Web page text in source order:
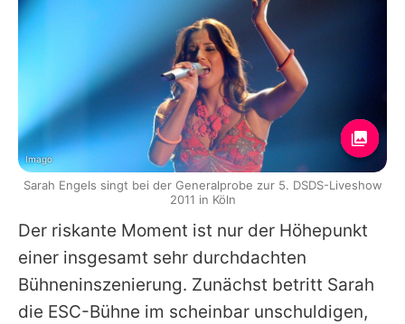
Der riskante Moment ist nur der Höhepunkt
einer insgesamt sehr durchdachten
Bühneninszenierung. Zunächst betritt Sarah
die ESC-Bühne im scheinbar unschuldigen,
Imago
Sarah Engels singt bei der Generalprobe zur 5. DSDS-Liveshow
2011 in Köln